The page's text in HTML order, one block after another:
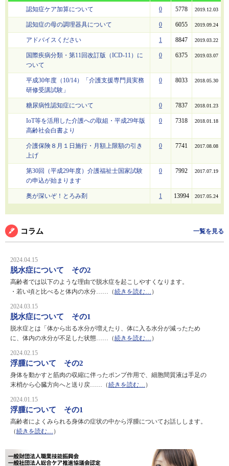
認知症ケア加算について 0 5778 2019.12.03
認知症の母の調理器具について 0 6055 2019.09.24
アドバイスください 1 8847 2019.03.22
国際疾病分類・第11回改訂版（ICD-11）に
ついて
0 6375 2019.03.07
平成30年度（10/14）「介護支援専門員実務
研修受講試験」
0 8033 2018.05.30
糖尿病性認知症について 0 7837 2018.01.23
IoT等を活用した介護への取組・平成29年版
高齢社会白書より
0 7318 2018.01.18
介護保険８月１日施行・月額上限額の引き
上げ
0 7741 2017.08.08
第30回（平成29年度）介護福祉士国家試験
の申込が始まります
0 7992 2017.07.19
奥が深いぞ！とろみ剤 1 13994 2017.05.24
コラム 一覧を見る
2024.04.15
脱水症について その2
高齢者では以下のような理由で脱水症を起こしやすくなります。
・若い頃と比べると体内の水分……（続きを読む… ）
2024.03.15
脱水症について その1
脱水症とは「体から出る水分が増えたり、体に入る水分が減ったため
に、体内の水分が不足した状態……（続きを読む… ）
2024.02.15
浮腫について その2
身体を動かすと筋肉の収縮に伴ったポンプ作用で、細胞間質液は手足の
末梢から心臓方向へと送り戻……（続きを読む… ）
2024.01.15
浮腫について その1
高齢者によくみられる身体の症状の中から浮腫についてお話しします。
（続きを読む… ）